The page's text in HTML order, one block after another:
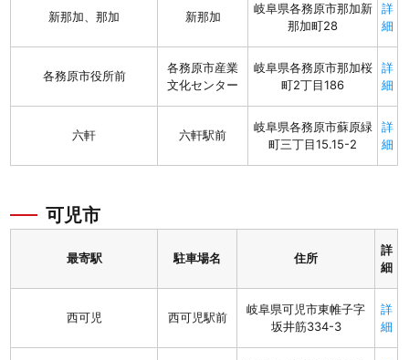
新那加、那加 新那加
岐阜県各務原市那加新
那加町28
詳
細
各務原市役所前
各務原市産業
文化センター
岐阜県各務原市那加桜
町2丁目186
詳
細
六軒 六軒駅前
岐阜県各務原市蘇原緑
町三丁目15.15-2
詳
細
可児市
最寄駅 駐車場名 住所
詳
細
西可児 西可児駅前
岐阜県可児市東帷子字
坂井筋334-3
詳
細